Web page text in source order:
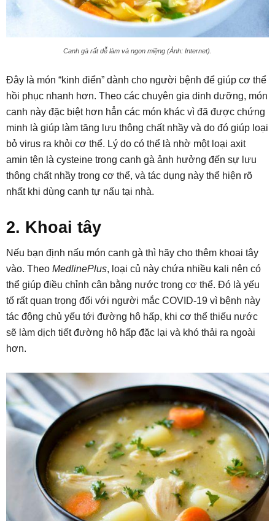
Canh gà rất dễ làm và ngon miệng (Ảnh: Internet).
Đây là món “kinh điển” dành cho người bệnh để giúp cơ thể
hồi phục nhanh hơn. Theo các chuyên gia dinh dưỡng, món
canh này đặc biệt hơn hẳn các món khác vì đã được chứng
minh là giúp làm tăng lưu thông chất nhầy và do đó giúp loại
bỏ virus ra khỏi cơ thể. Lý do có thể là nhờ một loại axit
amin tên là cysteine trong canh gà ảnh hưởng đến sự lưu
thông chất nhầy trong cơ thể, và tác dụng này thể hiện rõ
nhất khi dùng canh tự nấu tại nhà.
2. Khoai tây
Nếu bạn định nấu món canh gà thì hãy cho thêm khoai tây
vào. Theo MedlinePlus, loại củ này chứa nhiều kali nên có
thể giúp điều chỉnh cân bằng nước trong cơ thể. Đó là yếu
tố rất quan trọng đối với người mắc COVID-19 vì bệnh này
tác động chủ yếu tới đường hô hấp, khi cơ thể thiếu nước
sẽ làm dịch tiết đường hô hấp đặc lại và khó thải ra ngoài
hơn.